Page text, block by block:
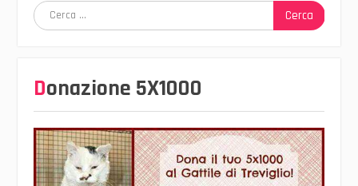
Ricerca
per:
Donazione 5X1000